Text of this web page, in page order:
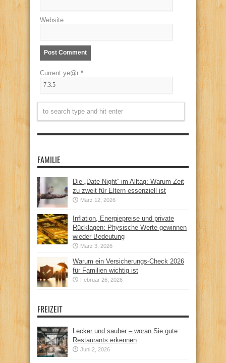
Website
Current ye@r *
FAMILIE
Die „Date Night“ im Alltag: Warum Zeit
zu zweit für Eltern essenziell ist
März 12, 2026
Inflation, Energiepreise und private
Rücklagen: Physische Werte gewinnen
wieder Bedeutung
März 3, 2026
Warum ein Versicherungs-Check 2026
für Familien wichtig ist
Februar 26, 2026
FREIZEIT
Lecker und sauber – woran Sie gute
Restaurants erkennen
Juni 2, 2026